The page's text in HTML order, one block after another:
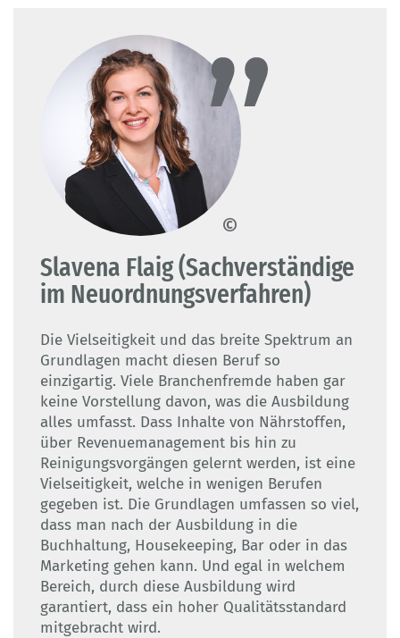
© Slavena Flaig
Slavena Flaig (Sachverständige
im Neuordnungsverfahren)
Die Vielseitigkeit und das breite Spektrum an
Grundlagen macht diesen Beruf so
einzigartig. Viele Branchenfremde haben gar
keine Vorstellung davon, was die Ausbildung
alles umfasst. Dass Inhalte von Nährstoffen,
über Revenuemanagement bis hin zu
Reinigungsvorgängen gelernt werden, ist eine
Vielseitigkeit, welche in wenigen Berufen
gegeben ist. Die Grundlagen umfassen so viel,
dass man nach der Ausbildung in die
Buchhaltung, Housekeeping, Bar oder in das
Marketing gehen kann. Und egal in welchem
Bereich, durch diese Ausbildung wird
garantiert, dass ein hoher Qualitätsstandard
mitgebracht wird.